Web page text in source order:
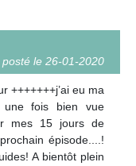
posté le 26-01-2020
+++++++j’ai eu ma
fois bien vue
mes 15 jours de
épisode....!
A bientôt plein